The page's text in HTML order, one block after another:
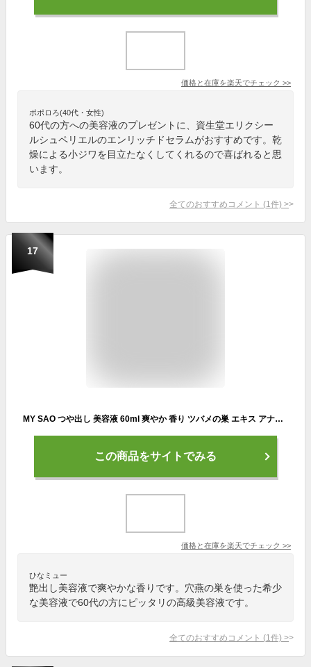
価格と在庫を楽天でチェック >>
ポポロろ(40代・女性)
60代の方への美容液のプレゼントに、資生堂エリクシー
ルシュペリエルのエンリッチドセラムがおすすめです。乾
燥による小ジワを目立たなくしてくれるので喜ばれると思
います。
全てのおすすめコメント (1 件) >
17
MY SAO つや出し 美容液 60ml 爽やか 香り ツバメの巣 エキス アナツバメの巣 燕の巣 燕窩 東洋ツバメの巣 サプリメント 美容液 エッセンス シアル酸 スキンケア igf-1 40代 50代 60代 サプリ 日本製 送料無料 雅嘉貿易 お買い物マラソン
この商品をサイトでみる
価格と在庫を楽天でチェック >>
ひなミュー
艶出し美容液で爽やかな香りです。穴燕の巣を使った希少
な美容液で60代の方にピッタリの高級美容液です。
全てのおすすめコメント (1 件) >